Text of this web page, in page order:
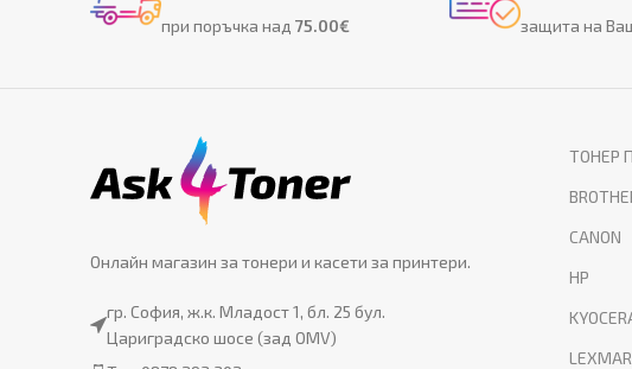
при поръчка над 75.00€ защита на
Онлайн магазин за тонери и касети за принтери.
гр. София, ж.к. Младост 1, бл. 25 бул.
Цариградско шосе (зад OMV)
ТОНЕР
CANON
HP